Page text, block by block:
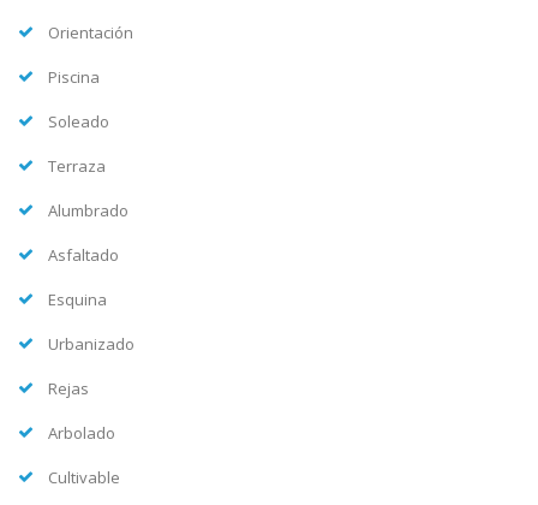
Orientación
Piscina
Soleado
Terraza
Alumbrado
Asfaltado
Esquina
Urbanizado
Rejas
Arbolado
Cultivable